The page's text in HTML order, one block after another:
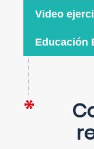
Video
Educación